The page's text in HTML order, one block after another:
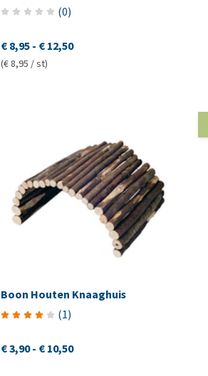
(0)
€ 8,95 - € 12,50
(€ 8,95 / st)
Boon Houten Knaaghuis
(1)
€ 3,90 - € 10,50